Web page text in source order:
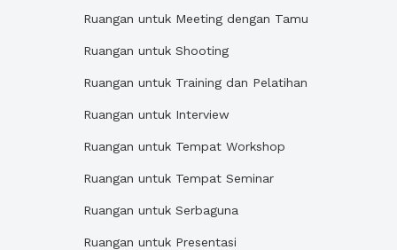
Ruangan untuk Meeting dengan Tamu
Ruangan untuk Shooting
Ruangan untuk Training dan Pelatihan
Ruangan untuk Interview
Ruangan untuk Tempat Workshop
Ruangan untuk Tempat Seminar
Ruangan untuk Serbaguna
Ruangan untuk Presentasi